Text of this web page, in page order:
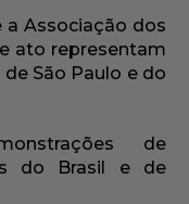
a Associação dos
ato representam
São Paulo e do
de
do Brasil e de